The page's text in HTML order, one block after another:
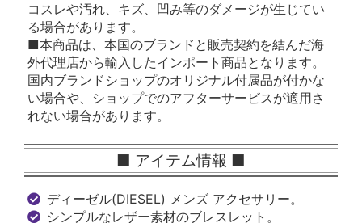
コスレや汚れ、キズ、凹み等のダメージが生じてい
る場合があります。
■本商品は、本国のブランドと販売契約を結んだ海
外代理店から輸入したインポート商品となります。
国内ブランドショップのオリジナル付属品が付かな
い場合や、ショップでのアフターサービスが適用さ
れない場合があります。
■ アイテム情報 ■
ディーゼル(DIESEL) メンズ アクセサリー。
シンプルなレザー素材のブレスレット。